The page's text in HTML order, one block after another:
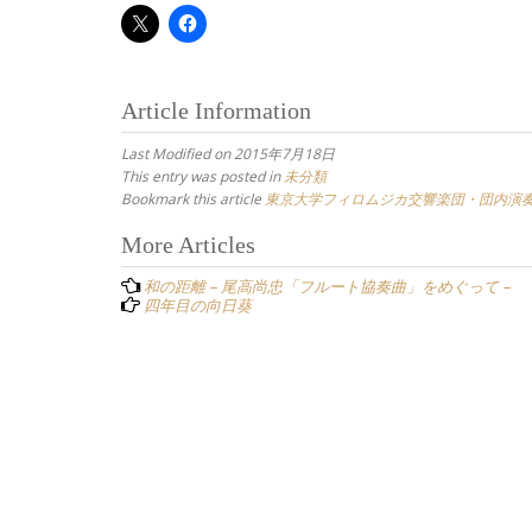
Article Information
Last Modified on 2015年7月18日
This entry was posted in 未分類
Bookmark this article 東京大学フィロムジカ交響楽団・団内演
Post
navigation
More Articles
和の距離 – 尾高尚忠「フルート協奏曲」をめぐって –
四年目の向日葵